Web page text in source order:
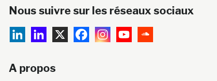
Nous suivre sur les réseaux sociaux
A propos